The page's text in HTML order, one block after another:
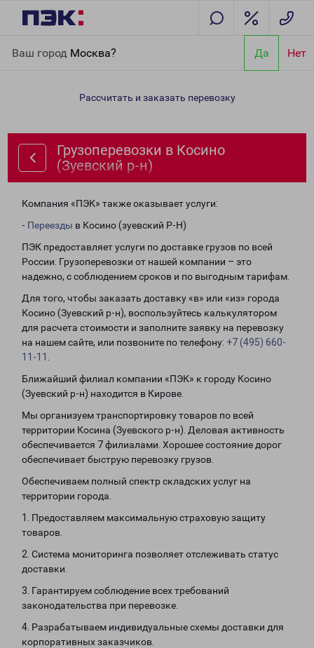
Ваш город Москва? Да Нет
н)
Рассчитать и заказать перевозку
Грузоперевозки в Косино
(Зуевский р-н)
Компания «ПЭК» также оказывает услуги:
- Переезды в Косино (зуевский Р-Н)
ПЭК предоставляет услуги по доставке грузов по всей
России. Грузоперевозки от нашей компании – это
надежно, с соблюдением сроков и по выгодным тарифам.
Для того, чтобы заказать доставку «в» или «из» города
Косино (Зуевский р-н), воспользуйтесь калькулятором
для расчета стоимости и заполните заявку на перевозку
на нашем сайте, или позвоните по телефону: +7 (495) 660-
11-11
Ближайший филиал компании «ПЭК» к городу Косино
(Зуевский р-н) находится в Кирове.
Мы организуем транспортировку товаров по всей
территории Косина (Зуевского р-н). Деловая активность
обеспечивается 7 филиалами. Хорошее состояние дорог
обеспечивает быструю перевозку грузов.
Обеспечиваем полный спектр складских услуг на
территории города.
1. Предоставляем максимальную страховую защиту
товаров.
2. Система мониторинга позволяет отслеживать статус
доставки.
3. Гарантируем соблюдение всех требований
законодательства при перевозке.
4. Разрабатываем индивидуальные схемы доставки для
корпоративных заказчиков.